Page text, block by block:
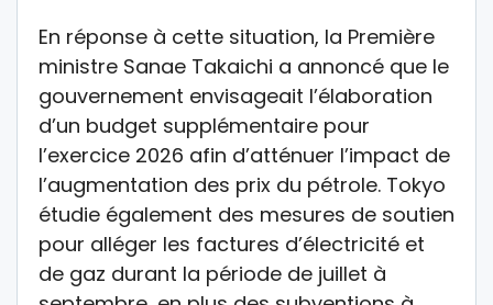
En réponse à cette situation, la Première
ministre Sanae Takaichi a annoncé que le
gouvernement envisageait l’élaboration
d’un budget supplémentaire pour
l’exercice 2026 afin d’atténuer l’impact de
l’augmentation des prix du pétrole. Tokyo
étudie également des mesures de soutien
pour alléger les factures d’électricité et
de gaz durant la période de juillet à